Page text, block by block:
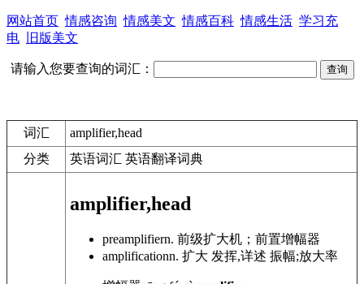
网站首页 情感咨询 情感美文 情感百科 情感生活 学习充
电
旧版美文
请输入您要查询的词汇：
词汇
amplifier,head
分类
英语词汇 英语翻译词典
amplifier,head
preamplifiern. 前级扩大机；前置增幅器
amplificationn. 扩大 发挥,详述 振幅;放大率